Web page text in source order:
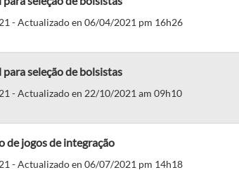
- Actualizado en 06/04/2021 pm 16h26
seleção de bolsistas
- Actualizado en 22/10/2021 am 09h10
de jogos de integração
- Actualizado en 06/07/2021 pm 14h18